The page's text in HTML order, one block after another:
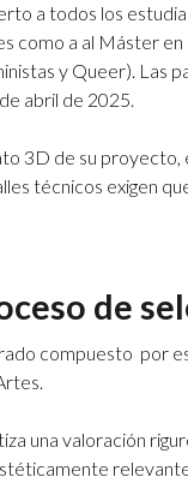
a todos los
como a al Máster
y Queer). Las
abril de 2025.
3D de su proyecto,
técnicos exigen
de
compuesto por
una valoración